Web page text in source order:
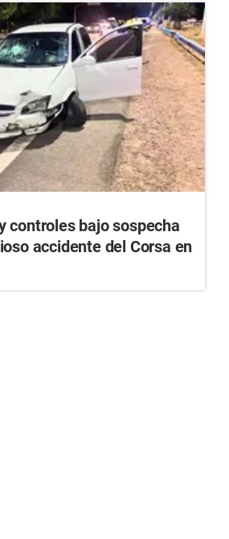
controles bajo sospecha
accidente del Corsa en